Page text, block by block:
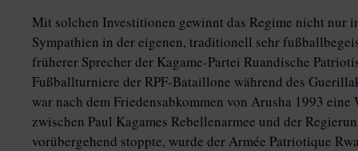
Mit solchen Investitionen gewinnt das Regime nicht nur
Sympathien in der eigenen, traditionell sehr
früherer Sprecher der Kagame-Partei Ruandische
Fußballturniere der RPF-Bataillone während des
war nach dem Friedensabkommen von Arusha 1993
zwischen Paul Kagames Rebellenarmee und der
vorübergehend stoppte, wurde der Armée Patriotique